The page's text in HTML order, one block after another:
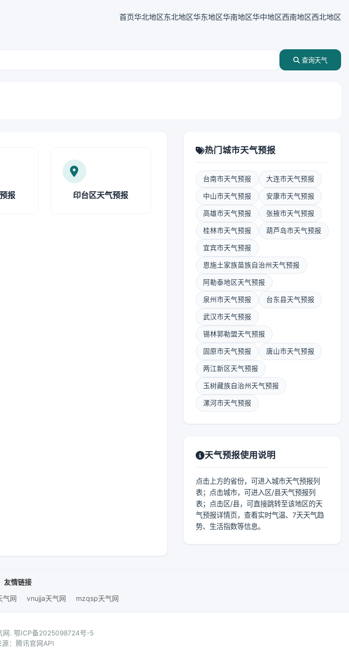
首页华北地区东北地区华东地区华南地区华中地区西南地区西北地区
查询天气
报 印台区天气预报
热门城市天气预报
台南市天气预报 大连市天气预报
中山市天气预报 安康市天气预报
高雄市天气预报 张掖市天气预报
桂林市天气预报 葫芦岛市天气预报
宜宾市天气预报
恩施土家族苗族自治州天气预报
阿勒泰地区天气预报
泉州市天气预报 台东县天气预报
武汉市天气预报
锡林郭勒盟天气预报
固原市天气预报 唐山市天气预报
两江新区天气预报
玉树藏族自治州天气预报
漯河市天气预报
天气预报使用说明
点击上方的省份，可进入城市天气预报列
表；点击城市，可进入区/县天气预报列
表；点击区/县，可直接跳转至该地区的天
气预报详情页，查看实时气温、7天天气趋
势、生活指数等信息。
友情链接
气网 vnujja天气网 mzqsp天气网
网. 鄂ICP备2025098724号-5
源：腾讯官网API